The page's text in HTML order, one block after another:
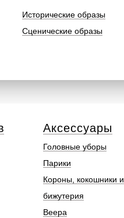
Исторические образы
Сценические образы
Аксессуары
Головные уборы
Парики
Короны, кокошники и
бижутерия
Веера